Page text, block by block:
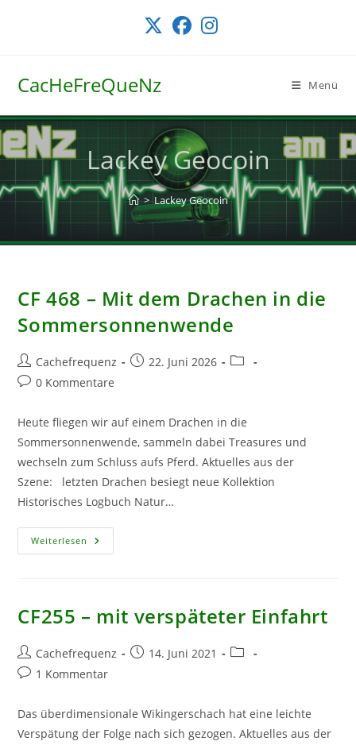
CacHeFreQueNz Menü
Lackey Geocoin
> Lackey Geocoin
CF 468 – Mit dem Drachen in die
Sommersonnenwende
Beitrags-
Autor:
Cachefrequenz
Beitrag22. Juni 2026
Beitrags-
Beitrags-
0 Kommentare
Heute fliegen wir auf einem Drachen in die
Sommersonnenwende, sammeln dabei Treasures und
wechseln zum Schluss aufs Pferd. Aktuelles aus der
Szene: letzten Drachen besiegt neue Kollektion
Historisches Logbuch Natur…
Weiterlesen CF
468
Die
Sommersonnenwende
CF255 – mit verspäteter Einfahrt
Beitrags-
Autor:
Cachefrequenz
Beitrag14. Juni 2021
Beitrags-
Beitrags-
1 Kommentar
Das überdimensionale Wikingerschach hat eine leichte
Verspätung der Folge nach sich gezogen. Aktuelles aus der